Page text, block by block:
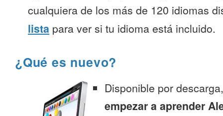
cualquiera de los más de 120 idiomas
lista para ver si tu idioma está incluido.
¿Qué es nuevo?
Disponible por
empezar a aprender